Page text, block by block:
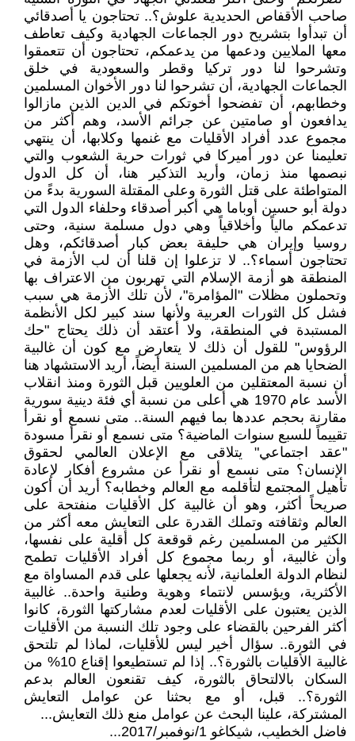
صاحب الأقفاص الحديدية علوش؟.. تحتاجون يا أصدقائي
أن تبدأوا بتشريح دور الجماعات الجهادية وكيف تعاطف
معها الملايين ودعمها من يدعمكم، تحتاجون أن تتعمقوا
وتشرحوا لنا دور تركيا وقطر والسعودية في خلق
الجماعات الجهادية، أن تشرحوا لنا دور الأخوان المسلمين
وخطابهم، أن تفضحوا أخوتكم في الدين الذين مازالوا
يدافعون أو صامتين عن جرائم الأسد، وهم أكثر من
مجموع عدد أفراد الأقليات مع غنمها وكلابها، أن ينتهي
تعليمنا عن دور أميركا في ثورات حرية الشعوب والتي
نبصمها منذ زمان، وأريد التذكير هنا، أن كل الدول
المتواطئة على قتل الثورة وعلى المقتلة السورية بدءً من
دولة أبو حسين أوباما هي أكبر أصدقاء وحلفاء الدول التي
تدعمكم مالياً وأخلاقياً وهي دول مسلمة سنية، وحتى
روسيا وإيران هي حليفة بعض كبار أصدقائكم، وهل
تحتاجون أسماء؟.. لا تزعلوا إن قلنا أن لب الأزمة في
المنطقة هو أزمة الإسلام التي تهربون من الاعتراف بها
وتحملون مظلات "المؤامرة"، لأن تلك الأزمة هي سبب
فشل كل الثورات العربية ولأنها سند كبير لكل الأنظمة
المستبدة في المنطقة، ولا أعتقد أن ذلك يحتاج "حك
الرؤوس" للقول أن ذلك لا يتعارض مع كون أن غالبية
الضحايا هم من المسلمين السنة أيضاً، أريد الاستشهاد هنا
أن نسبة المعتقلين من العلويين قبل الثورة ومنذ انقلاب
الأسد عام 1970 هي أعلى من نسبة أي فئة دينية سورية
مقارنة بحجم عددها بما فيهم السنة.. متى نسمع أو نقرأ
تقييماً للسبع سنوات الماضية؟ متى نسمع أو نقرأ مسودة
"عقد اجتماعي" يتلاقى مع الإعلان العالمي لحقوق
الإنسان؟ متى نسمع أو نقرأ عن مشروع أفكار لإعادة
تأهيل المجتمع لتأقلمه مع العالم وخطابه؟ أريد أن أكون
صريحاً أكثر، وهو أن غالبية كل الأقليات منفتحة على
العالم وثقافته وتملك القدرة على التعايش معه أكثر من
الكثير من المسلمين رغم قوقعة كل أقلية على نفسها،
وأن غالبية، أو ربما مجموع كل أفراد الأقليات تطمح
لنظام الدولة العلمانية، لأنه يجعلها على قدم المساواة مع
الأكثرية، ويؤسس لانتماء وهوية وطنية واحدة.. غالبية
الذين يعتبون على الأقليات لعدم مشاركتها الثورة، كانوا
أكثر الفرحين بالقضاء على وجود تلك النسبة من الأقليات
في الثورة.. سؤال أخير ليس للأقليات، لماذا لم تلتحق
غالبية الأقليات بالثورة؟.. إذا لم تستطيعوا إقناع 10% من
السكان بالالتحاق بالثورة، كيف تقنعون العالم بدعم
الثورة؟.. قبل، أو مع بحثنا عن عوامل التعايش
المشتركة، علينا البحث عن عوامل منع ذلك التعايش...
فاضل الخطيب، شيكاغو 1/نوفمبر/2017...